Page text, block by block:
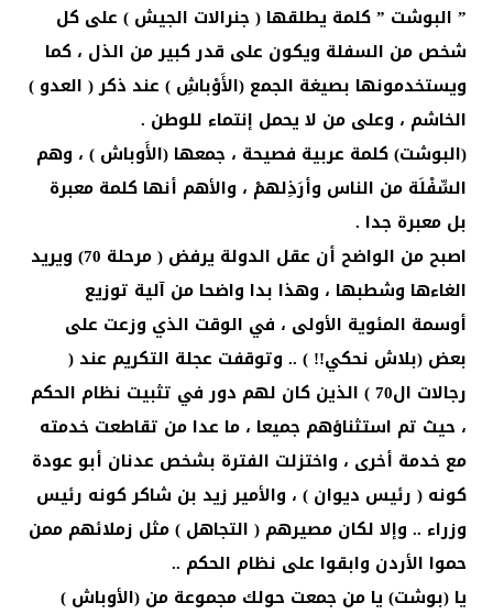
” البوشت ” كلمة يطلقها ( جنرالات الجيش ) على كل
شخص من السفلة ويكون على قدر كبير من الذل ، كما
ويستخدمونها بصيغة الجمع (الأَوْباشِ ) عند ذكر ( العدو )
الخاشم ، وعلى من لا يحمل إنتماء للوطن .
(البوشت) كلمة عربية فصيحة ، جمعها (الأَوباش ) ، وهم
السِّفْلَة من الناس وأرَذِلهمْ ، والأهم أنها كلمة معبرة
بل معبرة جدا .
اصبح من الواضح أن عقل الدولة يرفض ( مرحلة 70) ويريد
الغاءها وشطبها ، وهذا بدا واضحا من آلية توزيع
أوسمة المئوية الأولى ، في الوقت الذي وزعت على
بعض (بلاش نحكي!! ) .. وتوقفت عجلة التكريم عند (
رجالات ال70 ) الذين كان لهم دور في تثبيت نظام الحكم
، حيث تم استثناؤهم جميعا ، ما عدا من تقاطعت خدمته
مع خدمة أخرى ، واختزلت الفترة بشخص عدنان أبو عودة
كونه ( رئيس ديوان ) ، والأمير زيد بن شاكر كونه رئيس
وزراء .. وإلا لكان مصيرهم ( التجاهل ) مثل زملائهم ممن
حموا الأردن وابقوا على نظام الحكم ..
يا (بوشت) يا من جمعت حولك مجموعة من (الأوباش )